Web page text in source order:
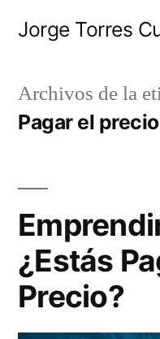
Jorge Torres
Archivos de la
Pagar el precio
¿Estás
Precio?